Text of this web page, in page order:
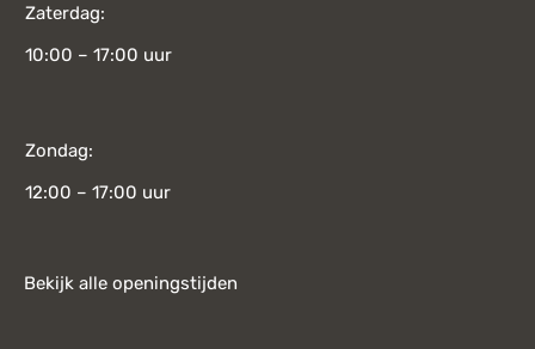
Zaterdag:
10:00 – 17:00 uur
Zondag:
12:00 – 17:00 uur
Bekijk alle openingstijden